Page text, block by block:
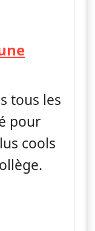
— La vie
tous les
pour
cools